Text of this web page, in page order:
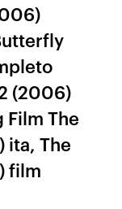
(2006)
Film The
ita, The
film